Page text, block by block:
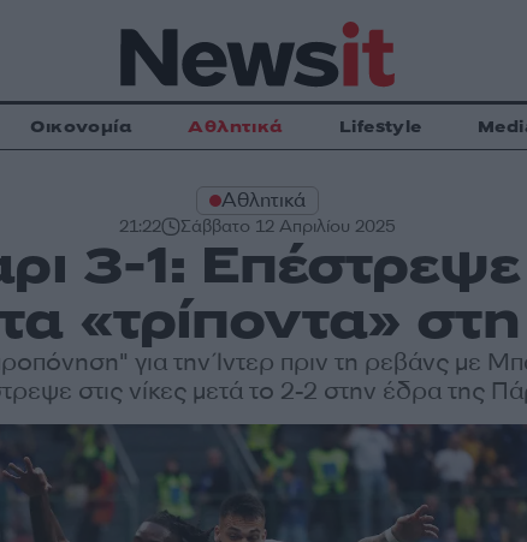
Οικονομία Αθλητικά Lifestyle
Αθλητικά
21:22 Σάββατο 12 Απριλίου 2025
3-1:
«τρίποντα»
για την Ίντερ πριν τη ρεβάνς με
στις νίκες μετά το 2-2 στην έδρα της